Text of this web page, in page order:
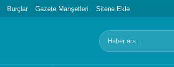
Burçlar Gazete Manşetleri Sitene Ekle
Arama